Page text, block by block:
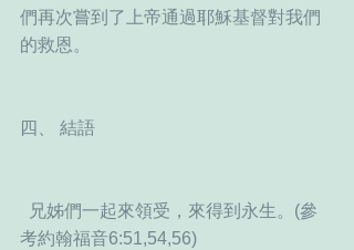
們再次嘗到了上帝通過耶穌基督對我們
的救恩。
四、 結語
考約翰福音6:51,54,56)